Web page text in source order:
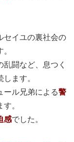
セイユの裏社会の
闘など、息つく
します。
ール兄弟による警
。
感でした。